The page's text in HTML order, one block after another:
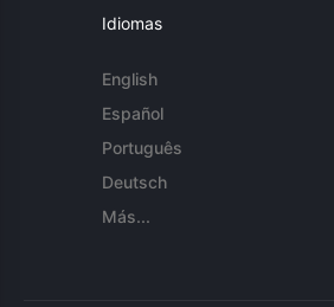
Idiomas
English
Español
Português
Deutsch
Más...